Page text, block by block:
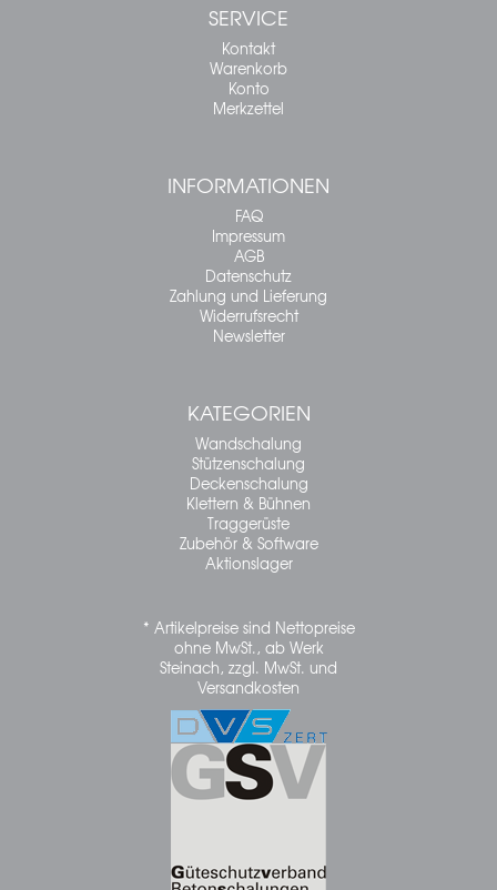
SERVICE
Kontakt
Warenkorb
Konto
Merkzettel
INFORMATIONEN
FAQ
Impressum
AGB
Datenschutz
Zahlung und Lieferung
Widerrufsrecht
Newsletter
KATEGORIEN
Wandschalung
Stützenschalung
Deckenschalung
Klettern & Bühnen
Traggerüste
Zubehör & Software
Aktionslager
* Artikelpreise sind Nettopreise
ohne MwSt., ab Werk
Steinach, zzgl. MwSt. und
Versandkosten